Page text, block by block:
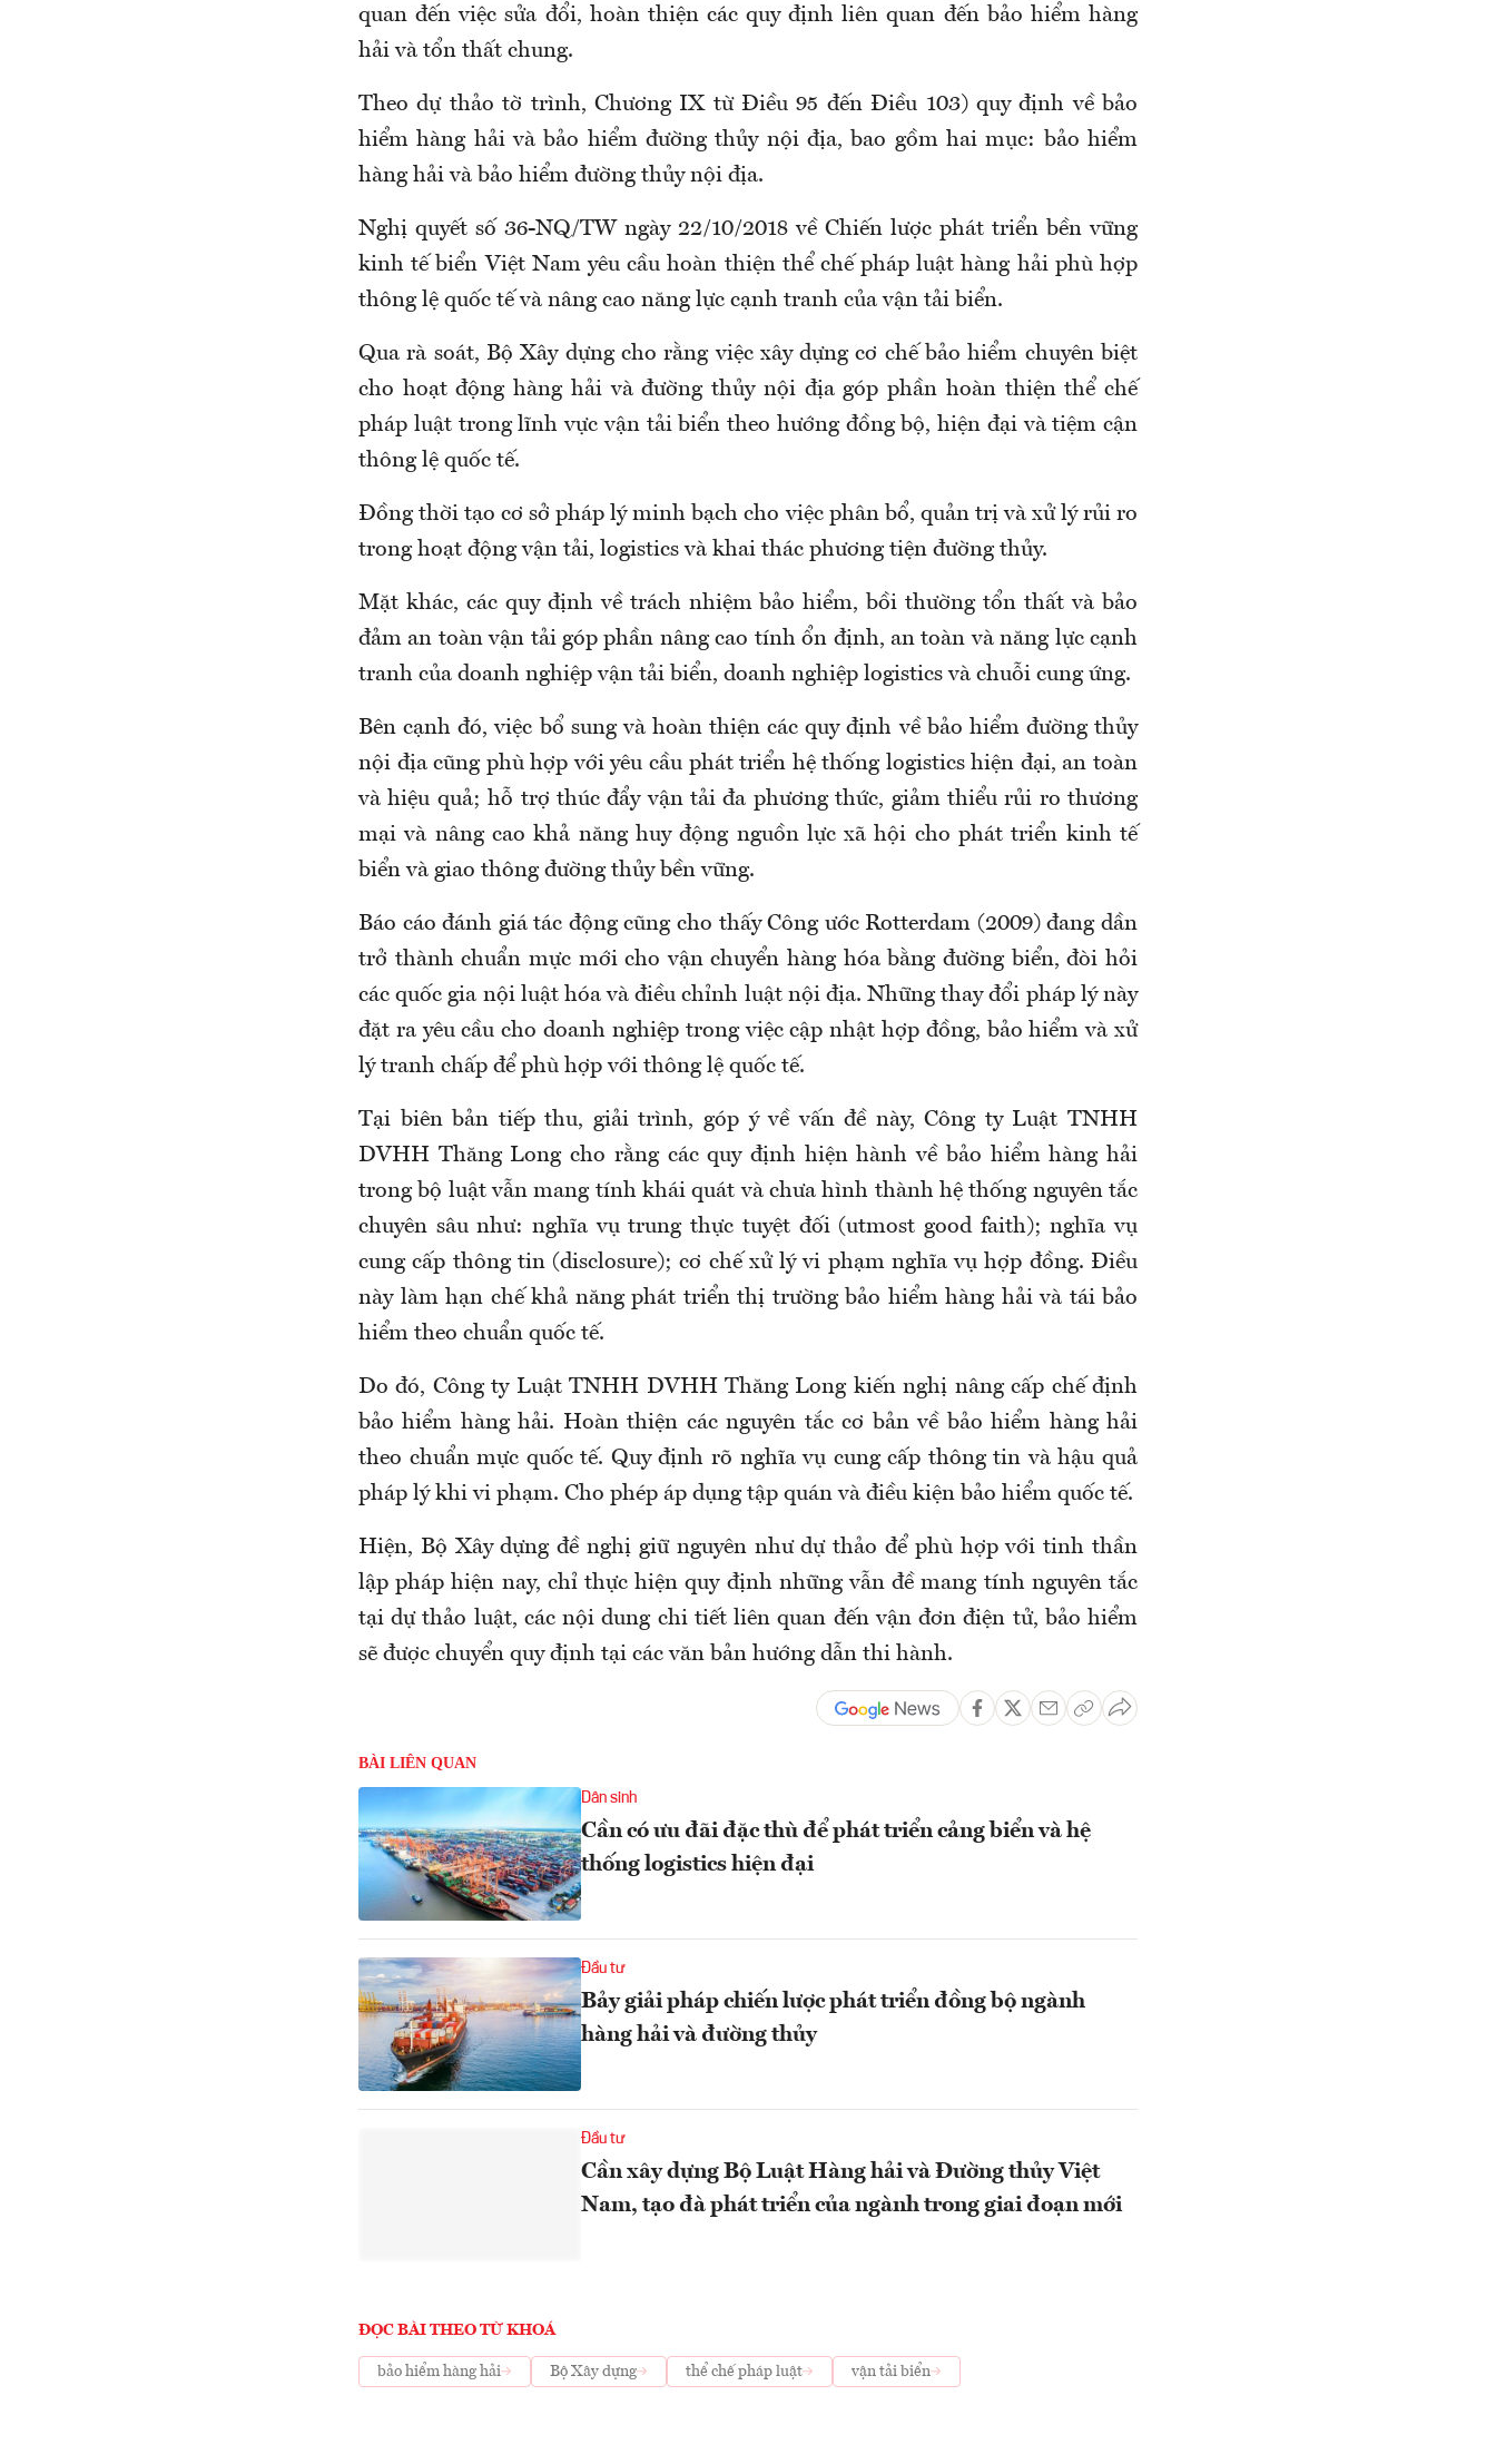
quan đến việc sửa đổi, hoàn thiện các quy định liên quan đến bảo hiểm hàng
hải và tổn thất chung.
Theo dự thảo tờ trình, Chương IX từ Điều 95 đến Điều 103) quy định về bảo
hiểm hàng hải và bảo hiểm đường thủy nội địa, bao gồm hai mục: bảo hiểm
hàng hải và bảo hiểm đường thủy nội địa.
Nghị quyết số 36-NQ/TW ngày 22/10/2018 về Chiến lược phát triển bền vững
kinh tế biển Việt Nam yêu cầu hoàn thiện thể chế pháp luật hàng hải phù hợp
thông lệ quốc tế và nâng cao năng lực cạnh tranh của vận tải biển.
Qua rà soát, Bộ Xây dựng cho rằng việc xây dựng cơ chế bảo hiểm chuyên biệt
cho hoạt động hàng hải và đường thủy nội địa góp phần hoàn thiện thể chế
pháp luật trong lĩnh vực vận tải biển theo hướng đồng bộ, hiện đại và tiệm cận
thông lệ quốc tế.
Đồng thời tạo cơ sở pháp lý minh bạch cho việc phân bổ, quản trị và xử lý rủi ro
trong hoạt động vận tải, logistics và khai thác phương tiện đường thủy.
Mặt khác, các quy định về trách nhiệm bảo hiểm, bồi thường tổn thất và bảo
đảm an toàn vận tải góp phần nâng cao tính ổn định, an toàn và năng lực cạnh
tranh của doanh nghiệp vận tải biển, doanh nghiệp logistics và chuỗi cung ứng.
Bên cạnh đó, việc bổ sung và hoàn thiện các quy định về bảo hiểm đường thủy
nội địa cũng phù hợp với yêu cầu phát triển hệ thống logistics hiện đại, an toàn
và hiệu quả; hỗ trợ thúc đẩy vận tải đa phương thức, giảm thiểu rủi ro thương
mại và nâng cao khả năng huy động nguồn lực xã hội cho phát triển kinh tế
biển và giao thông đường thủy bền vững.
Báo cáo đánh giá tác động cũng cho thấy Công ước Rotterdam (2009) đang dần
trở thành chuẩn mực mới cho vận chuyển hàng hóa bằng đường biển, đòi hỏi
các quốc gia nội luật hóa và điều chỉnh luật nội địa. Những thay đổi pháp lý này
đặt ra yêu cầu cho doanh nghiệp trong việc cập nhật hợp đồng, bảo hiểm và xử
lý tranh chấp để phù hợp với thông lệ quốc tế.
Tại biên bản tiếp thu, giải trình, góp ý về vấn đề này, Công ty Luật TNHH
DVHH Thăng Long cho rằng các quy định hiện hành về bảo hiểm hàng hải
trong bộ luật vẫn mang tính khái quát và chưa hình thành hệ thống nguyên tắc
chuyên sâu như: nghĩa vụ trung thực tuyệt đối (utmost good faith); nghĩa vụ
cung cấp thông tin (disclosure); cơ chế xử lý vi phạm nghĩa vụ hợp đồng. Điều
này làm hạn chế khả năng phát triển thị trường bảo hiểm hàng hải và tái bảo
hiểm theo chuẩn quốc tế.
Do đó, Công ty Luật TNHH DVHH Thăng Long kiến nghị nâng cấp chế định
bảo hiểm hàng hải. Hoàn thiện các nguyên tắc cơ bản về bảo hiểm hàng hải
theo chuẩn mực quốc tế. Quy định rõ nghĩa vụ cung cấp thông tin và hậu quả
pháp lý khi vi phạm. Cho phép áp dụng tập quán và điều kiện bảo hiểm quốc tế.
Hiện, Bộ Xây dựng đề nghị giữ nguyên như dự thảo để phù hợp với tinh thần
lập pháp hiện nay, chỉ thực hiện quy định những vẫn đề mang tính nguyên tắc
tại dự thảo luật, các nội dung chi tiết liên quan đến vận đơn điện tử, bảo hiểm
sẽ được chuyển quy định tại các văn bản hướng dẫn thi hành.
BÀI LIÊN QUAN
Dân sinh
Cần có ưu đãi đặc thù để phát triển cảng biển và hệ
thống logistics hiện đại
Đầu tư
Bảy giải pháp chiến lược phát triển đồng bộ ngành
hàng hải và đường thủy
Đầu tư
Cần xây dựng Bộ Luật Hàng hải và Đường thủy Việt
Nam, tạo đà phát triển của ngành trong giai đoạn mới
ĐỌC BÀI THEO TỪ KHOÁ
bảo hiểm hàng hải Bộ Xây dựng thể chế pháp luật vận tải biển